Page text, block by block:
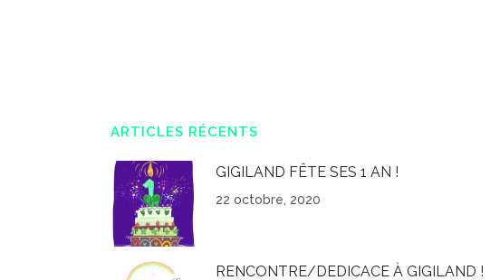
ARTICLES RÉCENTS
GIGILAND FÊTE SES 1 AN !
22 octobre, 2020
RENCONTRE/DEDICACE À GIGILAND !